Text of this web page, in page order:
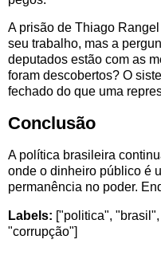
A prisão de Thiago
seu trabalho, mas a
deputados estão com as
foram descobertos? O
fechado do que uma
Conclusão
A política brasileira
onde o dinheiro público é
permanência no poder.
Labels: ["politica",
"corrupção"]